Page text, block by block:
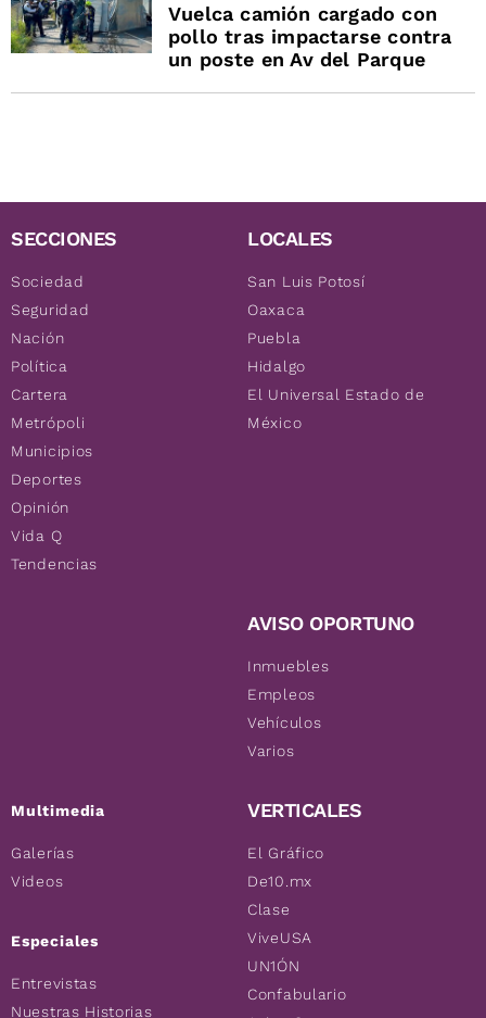
Vuelca camión cargado con
pollo tras impactarse contra
un poste en Av del Parque
SECCIONES
Sociedad
Seguridad
Nación
Política
Cartera
Metrópoli
Municipios
Deportes
Opinión
Vida Q
Tendencias
Multimedia
Galerías
Videos
Especiales
Entrevistas
Nuestras Historias
LOCALES
San Luis Potosí
Oaxaca
Puebla
Hidalgo
El Universal Estado de
México
AVISO OPORTUNO
Inmuebles
Empleos
Vehículos
Varios
VERTICALES
El Gráfico
De10.mx
Clase
ViveUSA
UN1ÓN
Confabulario